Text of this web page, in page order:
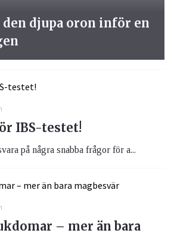
djupa oron inför en
IBS-testet!
på några snabba frågor för a...
– mer än bara